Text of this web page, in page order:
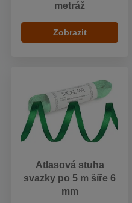
metráž
Zobrazit
Atlasová stuha
svazky po 5 m šíře 6
mm